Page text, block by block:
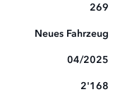
269
Neues Fahrzeug
04/2025
2'168